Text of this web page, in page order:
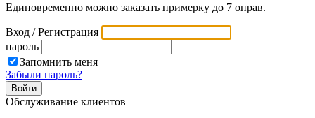
Единовременно можно заказать примерку до 7 оправ.
Вход / Регистрация
пароль
Запомнить меня
Забыли пароль?
Обслуживание клиентов